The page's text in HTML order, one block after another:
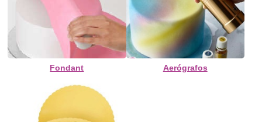
Fondant Aerógrafos